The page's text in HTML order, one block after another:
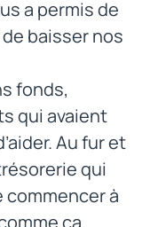
a permis de
baisser nos
fonds,
qui avaient
Au fur et
qui
commencer à
ça